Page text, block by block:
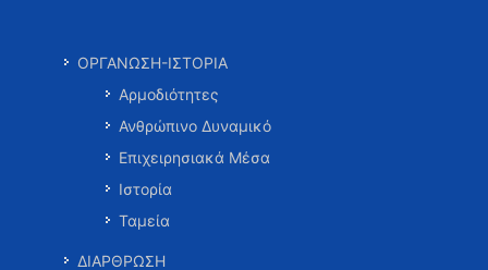
ΟΡΓΑΝΩΣΗ-ΙΣΤΟΡΙΑ
Αρμοδιότητες
Ανθρώπινο Δυναμικό
Επιχειρησιακά Μέσα
Ιστορία
Ταμεία
ΔΙΑΡΘΡΩΣΗ